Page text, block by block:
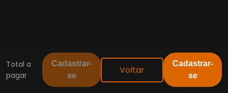
Total a
pagar
Cadastrar-
se
Voltar
Cadastrar-
se